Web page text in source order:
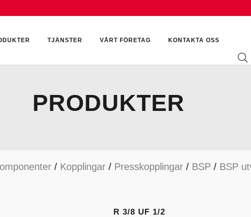
HYDRAULMOTORER
TJÄNSTER VÅRT FÖRETAG KONTAKTA OSS
PRODUKTER
/ Kopplingar/ Presskopplingar/ BSP/ BSP
R 3/8 UF 1/2